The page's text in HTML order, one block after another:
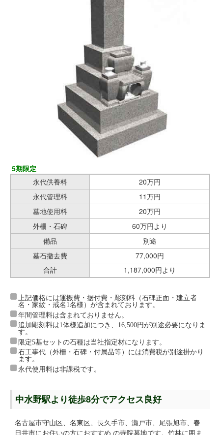
5期限定
永代供養料
20万円
永代管理料
11万円
墓地使用料
20万円
外柵・石碑
60万円より
備品
別途
墓石撤去費
77,000円
合計
1,187,000円より
上記価格には運搬費・据付費・彫刻料（石碑正面・建立者
名・家紋・戒名1名様）が含まれております。
年間管理料は含まれておりません。
追加彫刻料は1体様追加につき、16,500円が別途必要になりま
す。
限定5基セットの石種は当社指定材になります。
石工事代（外柵・石碑・付属品等）には消費税が別途掛かり
ます。
永代使用料は非課税です。
中水野駅より徒歩8分でアクセス良好
名古屋市守山区、名東区、長久手市、瀬戸市、尾張旭市、春
日井市にお住いの方におすすめ の寺院墓地です。竹林に囲ま